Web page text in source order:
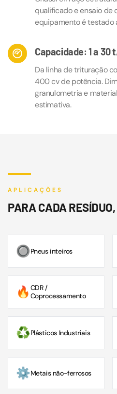
qualificado e ensaio de
equipamento é testado
Capacidade: 1 a 30
Da linha de trituração
400 cv de potência.
granulometria e
estimativa.
APLICAÇÕES
PARA CADA
🔘Pneus inteiros
🔥 CDR /
Coprocessamento
♻️Plásticos Industriais
⚙️Metais não-ferrosos